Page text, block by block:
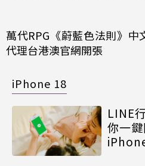
萬代RPG《蔚藍色法則》
代理台港澳官網開張
iPhone 18
LINE
你一